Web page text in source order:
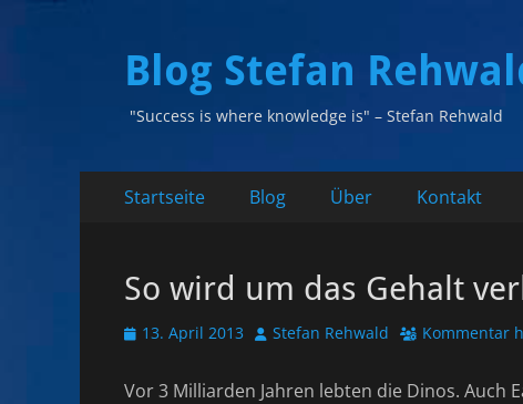
Blog Stefan
"Success is where knowledge is" – Stefan Rehwald
Primäres
Inhalt
Startseite Blog Über Kontakt
So wird um das Gehalt
Veröffentlicht
13. April 2013 AutorStefan Rehwald Kommentar
Vor 3 Milliarden Jahren lebten die Dinos. Auch